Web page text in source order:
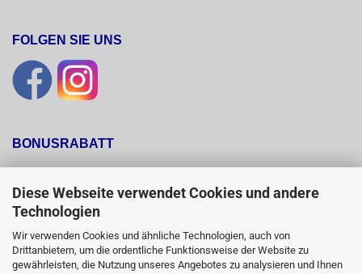
Diese Webseite verwendet Cookies und andere
Technologien
Wir verwenden Cookies und ähnliche Technologien, auch von
Drittanbietern, um die ordentliche Funktionsweise der Website zu
gewährleisten, die Nutzung unseres Angebotes zu analysieren und Ihnen
FOLGEN SIE UNS
BONUSRABATT
Bonusrabatt.
Ab einem Bestellwert von 250,00 Euro
erhalten Sie 10 %, ab einem Bestellwert
von 500,00 Euro erhalten Sie 12% und ab
einem  Bestellwert von 1500,00 Euro
15 % Bonusrabatt auf reguläre Ware.